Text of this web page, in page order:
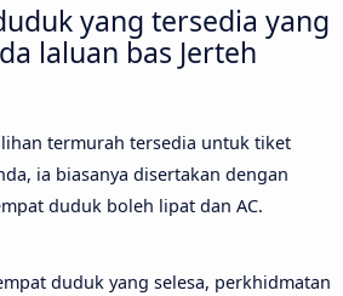
yang tersedia yang
laluan bas Jerteh
termurah tersedia untuk tiket
ia biasanya disertakan dengan
duduk boleh lipat dan AC.
duduk yang selesa, perkhidmatan